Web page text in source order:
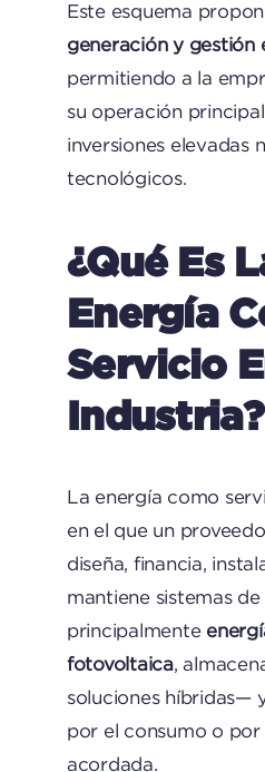
Este esquema
generación y gestión
permitiendo a la
su operación
inversiones elevadas
tecnológicos.
¿Qué Es
Energía
Servicio
Industria?
La energía como
en el que un
diseña, financia,
mantiene sistemas
principalmente
fotovoltaica,
soluciones híbridas—
por el consumo o por
acordada.